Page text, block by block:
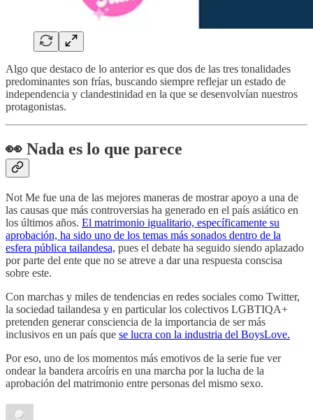
Algo que destaco de lo anterior es que dos de las tres tonalidades
predominantes son frías, buscando siempre reflejar un estado de
independencia y clandestinidad en la que se desenvolvían nuestros
protagonistas.
👀 Nada es lo que parece
Not Me fue una de las mejores maneras de mostrar apoyo a una de
las causas que más controversias ha generado en el país asiático en
los últimos años. El matrimonio igualitario, específicamente su
aprobación, ha sido uno de los temas más sonados dentro de la
esfera pública tailandesa, pues el debate ha seguido siendo aplazado
por parte del ente que no se atreve a dar una respuesta conscisa
sobre este.
Con marchas y miles de tendencias en redes sociales como Twitter,
la sociedad tailandesa y en particular los colectivos LGBTIQA+
pretenden generar consciencia de la importancia de ser más
inclusivos en un país que se lucra con la industria del BoysLove.
Por eso, uno de los momentos más emotivos de la serie fue ver
ondear la bandera arcoíris en una marcha por la lucha de la
aprobación del matrimonio entre personas del mismo sexo.